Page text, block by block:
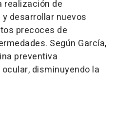
realización de
desarrollar nuevos
precoces de
Según García,
preventiva
disminuyendo la